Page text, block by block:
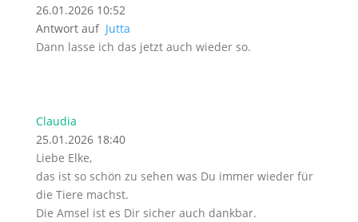
26.01.2026 10:52
Antwort auf Jutta
Dann lasse ich das jetzt auch wieder so.
Claudia
25.01.2026 18:40
Liebe Elke,
das ist so schön zu sehen was Du immer wieder für
die Tiere machst.
Die Amsel ist es Dir sicher auch dankbar.